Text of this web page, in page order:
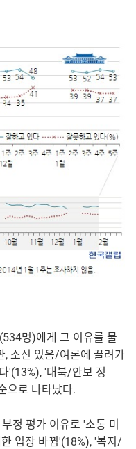
명)에게 그 이유를 물
, 소신 있음/여론에 끌려가
'(13%), '대북/안보 정
으로 나타났다.
정 평가 이유로 '소통 미
입장 바뀜'(18%), '복지/